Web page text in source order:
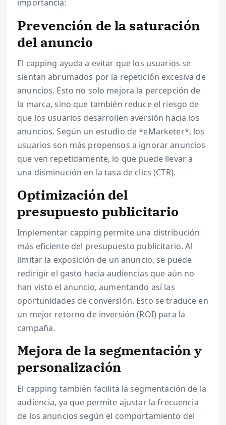
importancia:
Prevención de la saturación
del anuncio
El capping ayuda a evitar que los usuarios se
sientan abrumados por la repetición excesiva de
anuncios. Esto no solo mejora la percepción de
la marca, sino que también reduce el riesgo de
que los usuarios desarrollen aversión hacia los
anuncios. Según un estudio de *eMarketer*, los
usuarios son más propensos a ignorar anuncios
que ven repetidamente, lo que puede llevar a
una disminución en la tasa de clics (CTR).
Optimización del
presupuesto publicitario
Implementar capping permite una distribución
más eficiente del presupuesto publicitario. Al
limitar la exposición de un anuncio, se puede
redirigir el gasto hacia audiencias que aún no
han visto el anuncio, aumentando así las
oportunidades de conversión. Esto se traduce en
un mejor retorno de inversión (ROI) para la
campaña.
Mejora de la segmentación y
personalización
El capping también facilita la segmentación de la
audiencia, ya que permite ajustar la frecuencia
de los anuncios según el comportamiento del